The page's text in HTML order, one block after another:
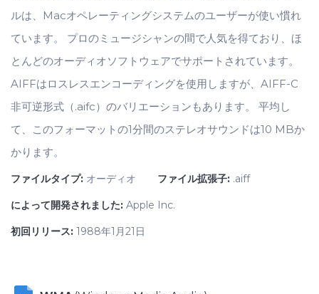
ルは、Macオペレーティングシステムのユーザーが使い慣れ
ています。 プロのミュージシャンの間で人気を得ており、ほ
とんどのオーディオソフトウェアでサポートされています。
AIFFはロスレスエンコーディングを使用しますが、AIFF-C
非可逆形式（.aifc）のバリエーションもあります。 平均し
て、このフォーマットの1分間のステレオサウンドは10 MBか
かります。
ファイルタイプ: オーディオ ファイル拡張子: .aiff
によって開発されました: Apple Inc.
初回リリース: 1988年1月21日